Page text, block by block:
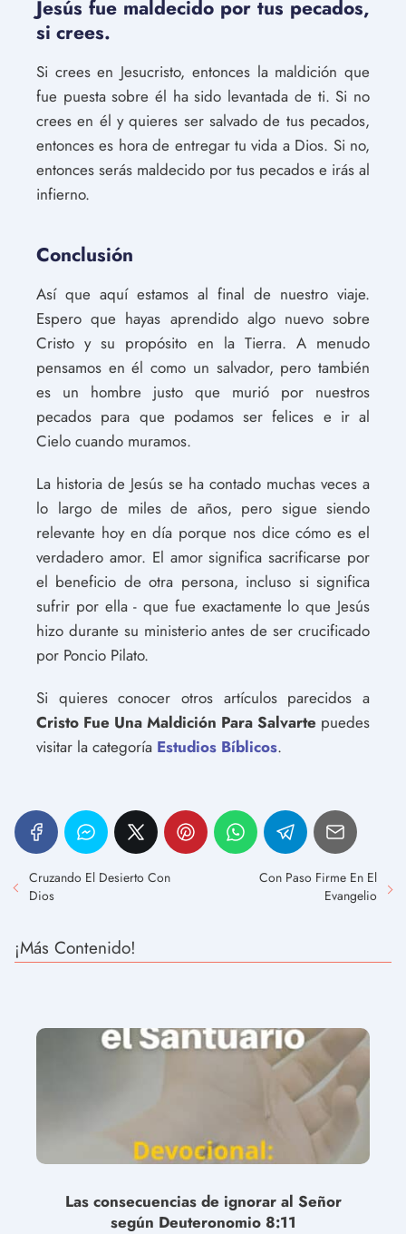
Jesús fue maldecido por tus pecados,
si crees.
Si crees en Jesucristo, entonces la maldición que
fue puesta sobre él ha sido levantada de ti. Si no
crees en él y quieres ser salvado de tus pecados,
entonces es hora de entregar tu vida a Dios. Si no,
entonces serás maldecido por tus pecados e irás al
infierno.
Conclusión
Así que aquí estamos al final de nuestro viaje.
Espero que hayas aprendido algo nuevo sobre
Cristo y su propósito en la Tierra. A menudo
pensamos en él como un salvador, pero también
es un hombre justo que murió por nuestros
pecados para que podamos ser felices e ir al
Cielo cuando muramos.
La historia de Jesús se ha contado muchas veces a
lo largo de miles de años, pero sigue siendo
relevante hoy en día porque nos dice cómo es el
verdadero amor. El amor significa sacrificarse por
el beneficio de otra persona, incluso si significa
sufrir por ella - que fue exactamente lo que Jesús
hizo durante su ministerio antes de ser crucificado
por Poncio Pilato.
Si quieres conocer otros artículos parecidos a
Cristo Fue Una Maldición Para Salvarte puedes
visitar la categoría Estudios Bíblicos.
Cruzando El Desierto Con
Dios
Con Paso Firme En El
Evangelio
¡Más Contenido!
Las consecuencias de ignorar al Señor
según Deuteronomio 8:11